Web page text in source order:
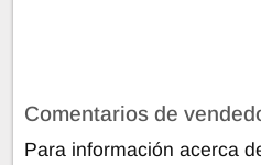
Comentarios de
Para información acerca